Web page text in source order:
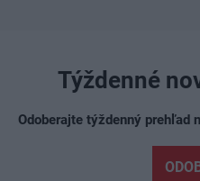
Týždenné
Odoberajte týždenný prehľad